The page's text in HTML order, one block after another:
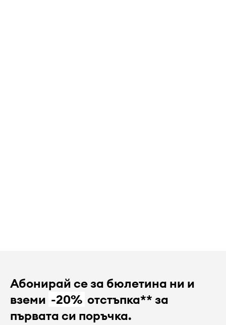
Абонирай се за бюлетина ни и
вземи -20% отстъпка** за
първата си поръчка.